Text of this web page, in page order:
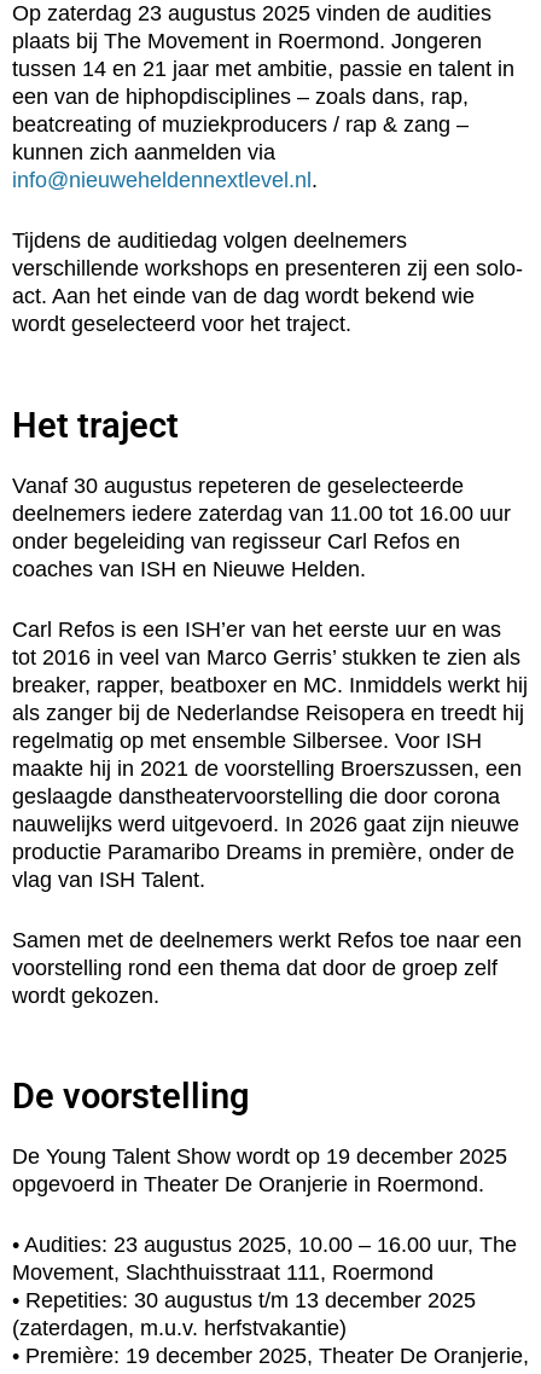
Op zaterdag 23 augustus 2025 vinden de audities
plaats bij The Movement in Roermond. Jongeren
tussen 14 en 21 jaar met ambitie, passie en talent in
een van de hiphopdisciplines – zoals dans, rap,
beatcreating of muziekproducers / rap & zang –
kunnen zich aanmelden via
info@nieuweheldennextlevel.nl .
Tijdens de auditiedag volgen deelnemers
verschillende workshops en presenteren zij een solo-
act. Aan het einde van de dag wordt bekend wie
wordt geselecteerd voor het traject.
Het traject
Vanaf 30 augustus repeteren de geselecteerde
deelnemers iedere zaterdag van 11.00 tot 16.00 uur
onder begeleiding van regisseur Carl Refos en
coaches van ISH en Nieuwe Helden.
Carl Refos is een ISH’er van het eerste uur en was
tot 2016 in veel van Marco Gerris’ stukken te zien als
breaker, rapper, beatboxer en MC. Inmiddels werkt hij
als zanger bij de Nederlandse Reisopera en treedt hij
regelmatig op met ensemble Silbersee. Voor ISH
maakte hij in 2021 de voorstelling Broerszussen, een
geslaagde danstheatervoorstelling die door corona
nauwelijks werd uitgevoerd. In 2026 gaat zijn nieuwe
productie Paramaribo Dreams in première, onder de
vlag van ISH Talent.
Samen met de deelnemers werkt Refos toe naar een
voorstelling rond een thema dat door de groep zelf
wordt gekozen.
De voorstelling
De Young Talent Show wordt op 19 december 2025
opgevoerd in Theater De Oranjerie in Roermond.
• Audities: 23 augustus 2025, 10.00 – 16.00 uur, The
Movement, Slachthuisstraat 111, Roermond
• Repetities: 30 augustus t/m 13 december 2025
(zaterdagen, m.u.v. herfstvakantie)
• Première: 19 december 2025, Theater De Oranjerie,